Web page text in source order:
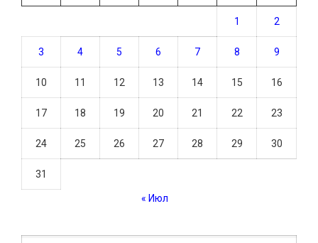
1 2
3 4 5 6 7 8 9
10 11 12 13 14 15 16
17 18 19 20 21 22 23
24 25 26 27 28 29 30
31
« Июл